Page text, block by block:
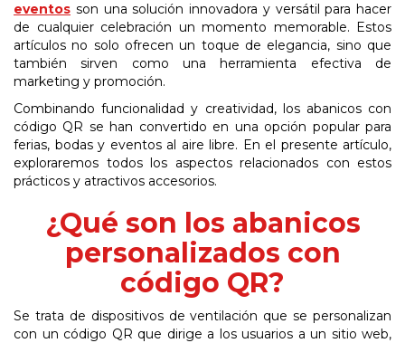
eventos son una solución innovadora y versátil para hacer
de cualquier celebración un momento memorable. Estos
artículos no solo ofrecen un toque de elegancia, sino que
también sirven como una herramienta efectiva de
marketing y promoción.
Combinando funcionalidad y creatividad, los abanicos con
código QR se han convertido en una opción popular para
ferias, bodas y eventos al aire libre. En el presente artículo,
exploraremos todos los aspectos relacionados con estos
prácticos y atractivos accesorios.
¿Qué son los abanicos
personalizados con
código QR?
Se trata de dispositivos de ventilación que se personalizan
con un código QR que dirige a los usuarios a un sitio web,